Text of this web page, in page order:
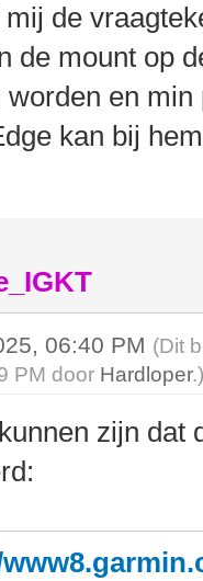
de
de mount op
worden en min
kan bij
06:40 PM (Dit
PM door Hardloper
zijn dat